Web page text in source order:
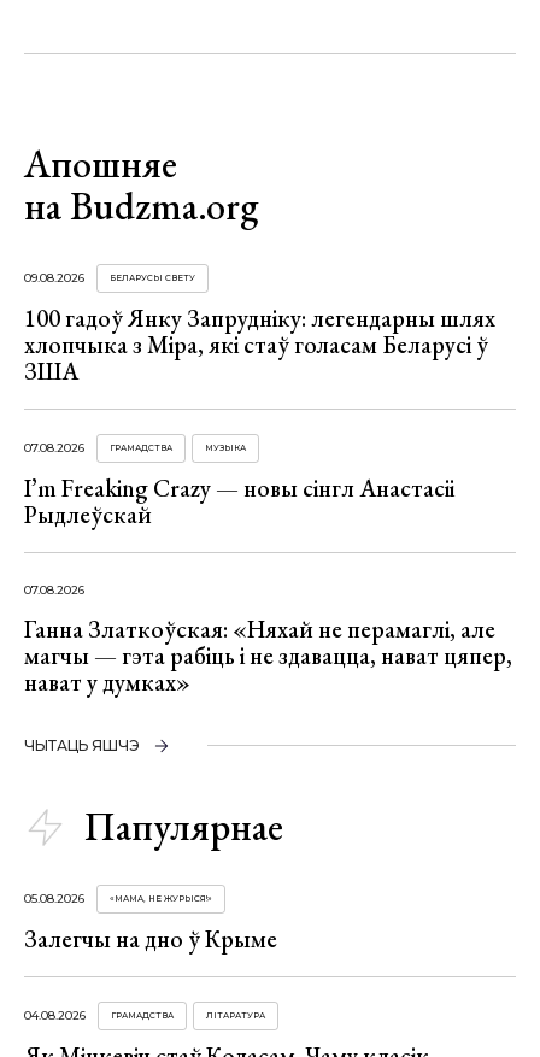
Апошняе
на Budzma.org
09.08.2026 БЕЛАРУСЫ СВЕТУ
100 гадоў Янку Запрудніку: легендарны шлях
хлопчыка з Міра, які стаў голасам Беларусі ў
ЗША
07.08.2026 ГРАМАДСТВА МУЗЫКА
I’m Freaking Crazy — новы сінгл Анастасіі
Рыдлеўскай
07.08.2026
Ганна Златкоўская: «Няхай не перамаглі, але
магчы — гэта рабіць і не здавацца, нават цяпер,
нават у думках»
ЧЫТАЦЬ ЯШЧЭ
Папулярнае
05.08.2026 «МАМА, НЕ ЖУРЫСЯ!»
Залегчы на дно ў Крыме
04.08.2026 ГРАМАДСТВА ЛІТАРАТУРА